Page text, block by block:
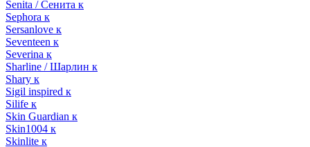
Senita / Сенита к
Sephora к
Sersanlove к
Seventeen к
Severina к
Sharline / Шарлин к
Shary к
Sigil inspired к
Silife к
Skin Guardian к
Skin1004 к
Skinlite к